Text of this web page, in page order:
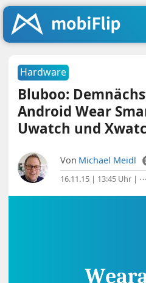
Hardware
Bluboo:
Android Wear
Uwatch und
Von Michael Meidl
16.11.15 | 13:45 Uhr | ⋯